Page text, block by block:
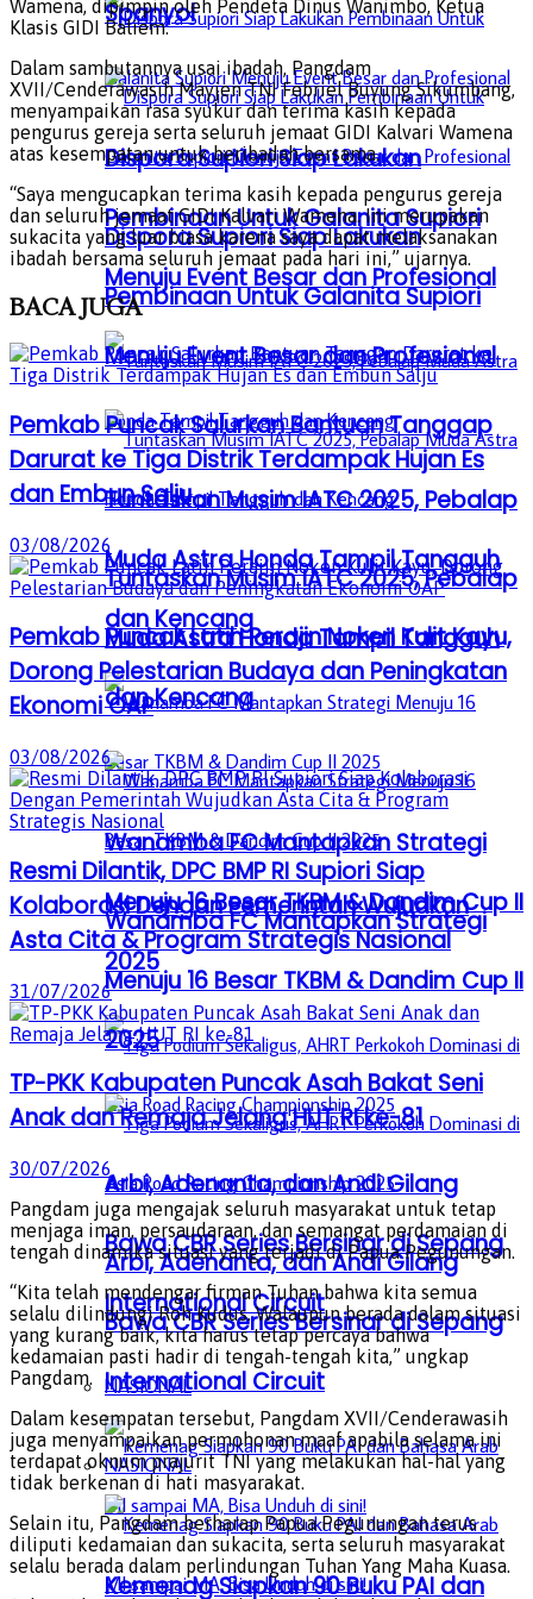
Dispora Supiori Siap Lakukan
Pembinaan Untuk Galanita Supiori
Menuju Event Besar dan Profesional
Tuntaskan Musim IATC 2025, Pebalap
Muda Astra Honda Tampil Tangguh
dan Kencang
Wanamba FC Mantapkan Strategi
Menuju 16 Besar TKBM & Dandim Cup II
2025
Arbi, Adenanta, dan Andi Gilang
Bawa CBR Series Bersinar di Sepang
International Circuit
NASIONAL
Kemenag Siapkan 90 Buku PAI dan
Spanyol
Dispora Supiori Siap Lakukan
Pembinaan Untuk Galanita Supiori
Menuju Event Besar dan Profesional
Tuntaskan Musim IATC 2025, Pebalap
Muda Astra Honda Tampil Tangguh
dan Kencang
Wanamba FC Mantapkan Strategi
Menuju 16 Besar TKBM & Dandim Cup II
2025
Arbi, Adenanta, dan Andi Gilang
Bawa CBR Series Bersinar di Sepang
International Circuit
NASIONAL
Wamena, dipimpin oleh Pendeta Dinus Wanimbo, Ketua
Klasis GIDI Baliem.
Dalam sambutannya usai ibadah, Pangdam
XVII/Cenderawasih Mayjen TNI Febriel Buyung Sikumbang,
menyampaikan rasa syukur dan terima kasih kepada
pengurus gereja serta seluruh jemaat GIDI Kalvari Wamena
atas kesempatan untuk beribadah bersama.
“Saya mengucapkan terima kasih kepada pengurus gereja
dan seluruh jemaat GIDI Kalvari Wamena. Ini merupakan
sukacita yang luar biasa karena saya dapat melaksanakan
ibadah bersama seluruh jemaat pada hari ini,” ujarnya.
BACAJUGA
Pemkab Puncak Salurkan Bantuan Tanggap
Darurat ke Tiga Distrik Terdampak Hujan Es
dan Embun Salju
03/08/2026
Pemkab Puncak Latih Perajin Noken Kulit Kayu,
Dorong Pelestarian Budaya dan Peningkatan
Ekonomi OAP
03/08/2026
Resmi Dilantik, DPC BMP RI Supiori Siap
Kolaborasi Dengan Pemerintah Wujudkan
Asta Cita & Program Strategis Nasional
31/07/2026
TP-PKK Kabupaten Puncak Asah Bakat Seni
Anak dan Remaja Jelang HUT RI ke-81
30/07/2026
Pangdam juga mengajak seluruh masyarakat untuk tetap
menjaga iman, persaudaraan, dan semangat perdamaian di
tengah dinamika situasi yang terjadi di Papua Pegunungan.
“Kita telah mendengar firman Tuhan bahwa kita semua
selalu dilindungi Roh Kudus. Walaupun berada dalam situasi
yang kurang baik, kita harus tetap percaya bahwa
kedamaian pasti hadir di tengah-tengah kita,” ungkap
Pangdam.
Dalam kesempatan tersebut, Pangdam XVII/Cenderawasih
juga menyampaikan permohonan maaf apabila selama ini
terdapat oknum prajurit TNI yang melakukan hal-hal yang
tidak berkenan di hati masyarakat.
Selain itu, Pangdam berharap Papua Pegunungan terus
diliputi kedamaian dan sukacita, serta seluruh masyarakat
selalu berada dalam perlindungan Tuhan Yang Maha Kuasa.